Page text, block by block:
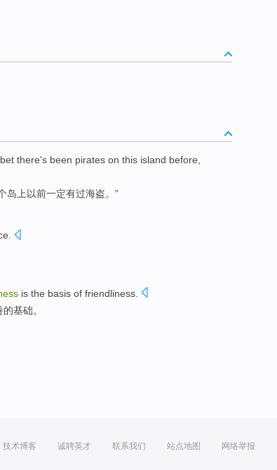
bet there's been pirates on this island before
岛上 以前一定有过海盗。”
is the basis of friendliness
的基础。
技术博客 诚聘英才 联系我们 站点地图 网络举报